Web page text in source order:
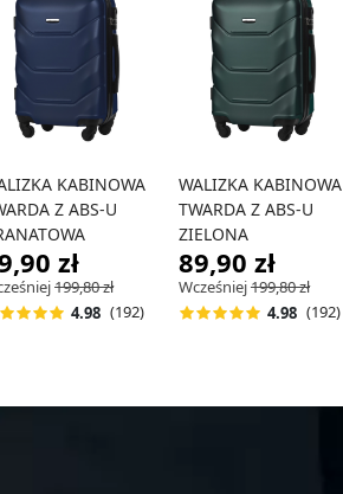
KABINOWA
Z ABS-U
zł
199,80 zł
4.98 (192)
WALIZKA KABINOWA
TWARDA Z ABS-U
ZIELONA
89,90 zł
Wcześniej199,80 zł
-55%
4.98 (192)